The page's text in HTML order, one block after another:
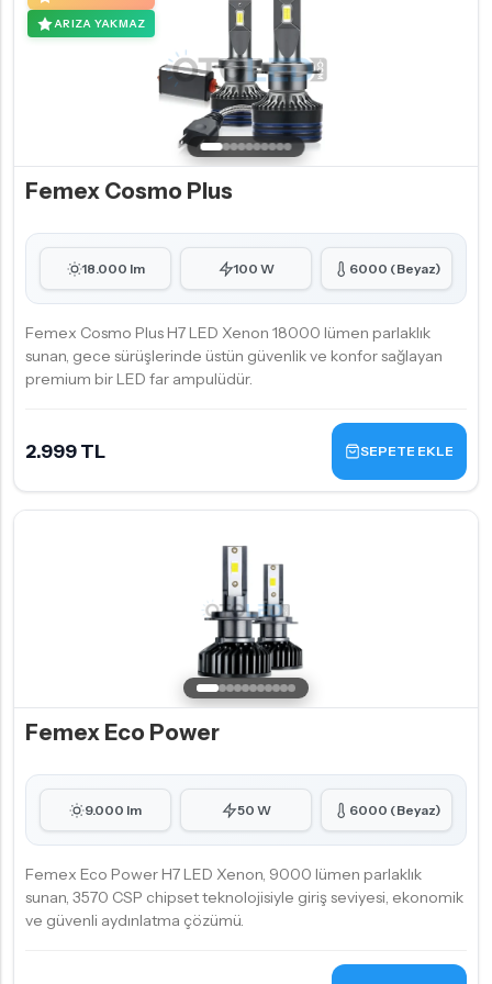
ARIZA YAKMAZ
Femex Cosmo Plus
18.000 lm 100 W 6000 (Beyaz)
Femex Cosmo Plus H7 LED Xenon 18000 lümen parlaklık
sunan, gece sürüşlerinde üstün güvenlik ve konfor sağlayan
premium bir LED far ampulüdür.
2.999 TL SEPETE EKLE
Femex Eco Power
9.000 lm 50 W 6000 (Beyaz)
Femex Eco Power H7 LED Xenon, 9000 lümen parlaklık
sunan, 3570 CSP chipset teknolojisiyle giriş seviyesi, ekonomik
ve güvenli aydınlatma çözümü.